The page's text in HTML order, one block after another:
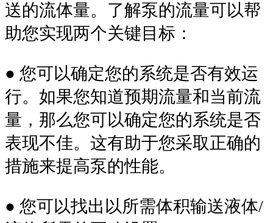
送的流体量。了解泵的流量可以帮
助您实现两个关键目标：
● 您可以确定您的系统是否有效运
行。如果您知道预期流量和当前流
量，那么您可以确定您的系统是否
表现不佳。这有助于您采取正确的
措施来提高泵的性能。
● 您可以找出以所需体积输送液体/